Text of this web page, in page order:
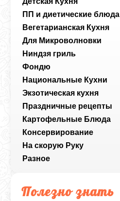
ПП и диетические блюда
Вегетарианская Кухня
Для Микроволновки
Ниндзя гриль
Фондю
Национальные Кухни
Экзотическая кухня
Праздничные рецепты
Картофельные Блюда
Консервирование
На скорую Руку
Разное
Полезно знать